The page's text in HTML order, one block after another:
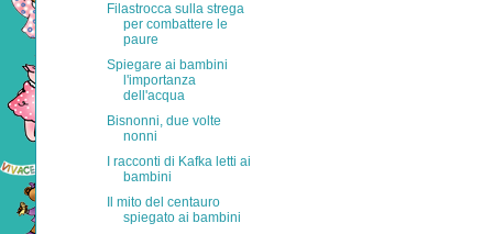
Filastrocca sulla strega
per combattere le
paure
Spiegare ai bambini
l'importanza
dell'acqua
Bisnonni, due volte
nonni
I racconti di Kafka letti ai
bambini
Il mito del centauro
spiegato ai bambini